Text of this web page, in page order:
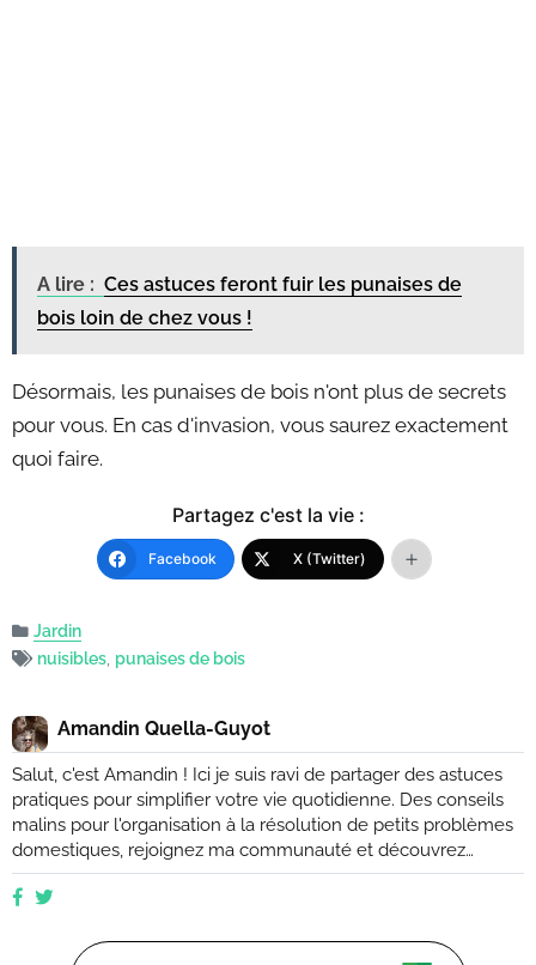
A lire : Ces astuces feront fuir les punaises de
bois loin de chez vous !
Désormais, les punaises de bois n'ont plus de secrets
pour vous. En cas d'invasion, vous saurez exactement
quoi faire.
Partagez c'est la vie :
Facebook X (Twitter)
Jardin
nuisibles punaises de bois
Amandin Quella-Guyot
Salut, c'est Amandin ! Ici je suis ravi de partager des astuces
pratiques pour simplifier votre vie quotidienne. Des conseils
malins pour l'organisation à la résolution de petits problèmes
domestiques, rejoignez ma communauté et découvrez
comment rendre votre quotidien plus facile et plus efficace.
Que vous soyez novice ou expert, ensemble, nous
tous les jours. (Retrouvez moi aussi sur Ctendance.fr)